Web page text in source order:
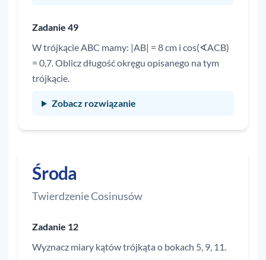
Zadanie 49
W trójkącie ABC mamy: |AB| = 8 cm i cos(∢ACB)
= 0,7. Oblicz długość okręgu opisanego na tym
trójkącie.
Zobacz rozwiązanie
Środa
Twierdzenie Cosinusów
Zadanie 12
Wyznacz miary kątów trójkąta o bokach 5, 9, 11.